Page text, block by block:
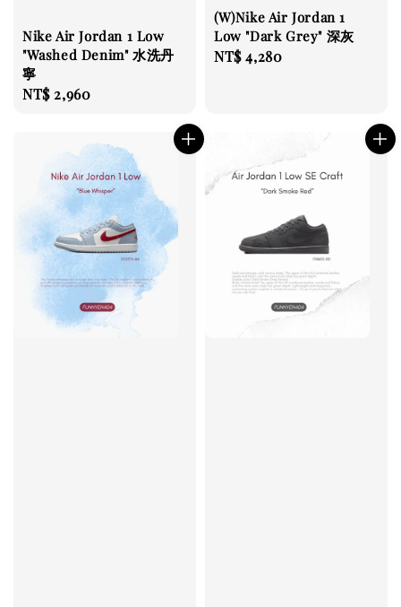
Nike Air Jordan 1 Low
"Washed Denim" 水洗丹
寧
Regular
NT$ 2,960
(W)Nike Air Jordan 1
Low "Dark Grey" 深灰
Regular
NT$ 4,280